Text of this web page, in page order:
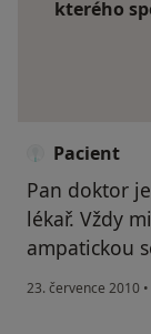
kterého
Pacient
Pan doktor
lékař. Vždy
ampatickou
23. července 2010 •